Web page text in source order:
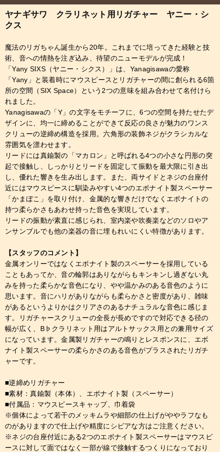
ヤナギサワ クラリネット用リガチャー ヤニー・シ
クス
魔法のリガちゃん誕生から20年。これまでに培ってきた経験と技
術、音への情熱を注ぎ込み、待望のニューモデルが完成！
「Yany SIXS（ヤニー・シクス）」は、Yanagisawaの愛称
「Yany」と装着時にマウスピースとリガチャーの間に創られる6箇
所の空間（SIX Space）という2つの意味を組み合わせて名付けら
れました。
Yanagisawaの「Y」の文字をモチーフに、6つの空間を持たせたデ
ザインに、均一に締めることができて反応の良さが魅力のワンス
クリューの逆締め構造を採用。六角形の装飾ネジがクラシカルな
雰囲気を漂わせます。
リードには真鍮製の「マカロン」と呼ばれる4つの小さな円形の突
起で接触し、しっかりとリードを固定して振動を最大限に引き出
し、優れた響きを生み出します。また、両サイドとネジの台座付
近にはマウスピースに馴染みやすい4つのエボナイト製スペーサー
「かまぼこ」を取り付け、金属的な響きだけでなくエボナイトの
持つ柔らかさもあわせ持った音色を実現しています。
リードの振動が素直に感じられ、室内楽や吹奏楽などのソロやア
ンサンブルでも他の楽器の音に埋もれいにくい特徴があります。
【スタッフのコメント】
金属オンリーではなくエボナイト製のスペーサーを採用している
こともあってか、音の輪郭はありながらもキンキンし過ぎない丸
みを持った柔らかな音色になり、やや温かみのある音色のように
思います。音にハリがありながらも柔らかさと密度があり、雑味
があるというよりかはクリアさのあるナチュラルな音色に感じま
す。リガチャースクリューの全長が長めですので対応できる径の
幅が広く、B♭クラリネット用はアルトサックス用との兼用サイズ
になっています。金属製リガチャーの鳴りとレスポンスに、エボ
ナイト製スペーサーの柔らかさのある音色がプラスされたリガチ
ャーです。
■逆締めリガチャー
■素材：真鍮製（本体）、エボナイト製（スペーサー）
■付属品：マウスピースキャップ、巾着袋
※個体によって若干のメッキムラや細部の仕上げがややラフなも
のがありますので仕上げや精度にシビアな方はご注意ください。
※ネジの台座付近にある2つのエボナイト製スペーサーはマウスピ
ースに対して面ではなく一部が線で接触するつくりになっており